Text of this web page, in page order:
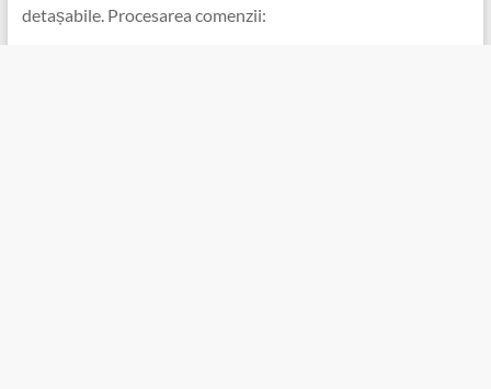
detașabile. Procesarea comenzii: